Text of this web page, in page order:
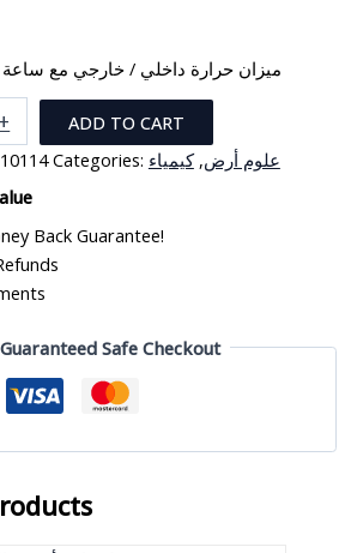
ميزان حرارة داخلي / خارجي مع
+
ADD TO CART
Categories: علوم أرض,كيمياء
Back Guarantee!
Guaranteed Safe Checkout